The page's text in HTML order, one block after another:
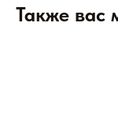
Также вас